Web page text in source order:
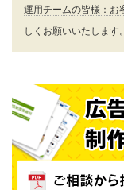
運用チームの皆様：お
しくお願いいたします。